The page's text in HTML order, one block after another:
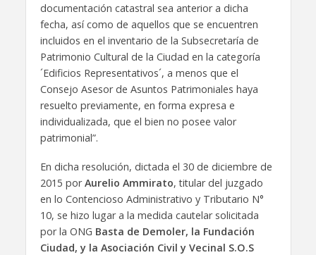
documentación catastral sea anterior a dicha
fecha, así como de aquellos que se encuentren
incluidos en el inventario de la Subsecretaría de
Patrimonio Cultural de la Ciudad en la categoría
´Edificios Representativos´, a menos que el
Consejo Asesor de Asuntos Patrimoniales haya
resuelto previamente, en forma expresa e
individualizada, que el bien no posee valor
patrimonial”.
En dicha resolución, dictada el 30 de diciembre de
2015 porAurelio Ammirato, titular del juzgado
en lo Contencioso Administrativo y Tributario N°
10, se hizo lugar a la medida cautelar solicitada
por la ONG Basta de Demoler, la Fundación
Ciudad, y la Asociación Civil y Vecinal S.O.S